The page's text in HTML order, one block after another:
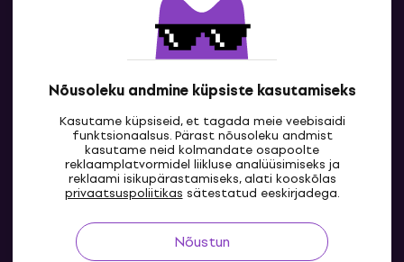
Nõusoleku andmine küpsiste kasutamiseks
Kasutame küpsiseid, et tagada meie veebisaidi
funktsionaalsus. Pärast nõusoleku andmist
kasutame neid kolmandate osapoolte
reklaamplatvormidel liikluse analüüsimiseks ja
reklaami isikupärastamiseks, alati kooskõlas
privaatsuspoliitikas sätestatud eeskirjadega.
Nõustun
Kontaktandmed
EE